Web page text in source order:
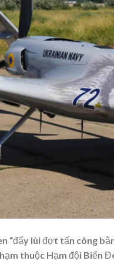
“đẩy lùi đợt tấn công
thuộc Hạm đội Biển